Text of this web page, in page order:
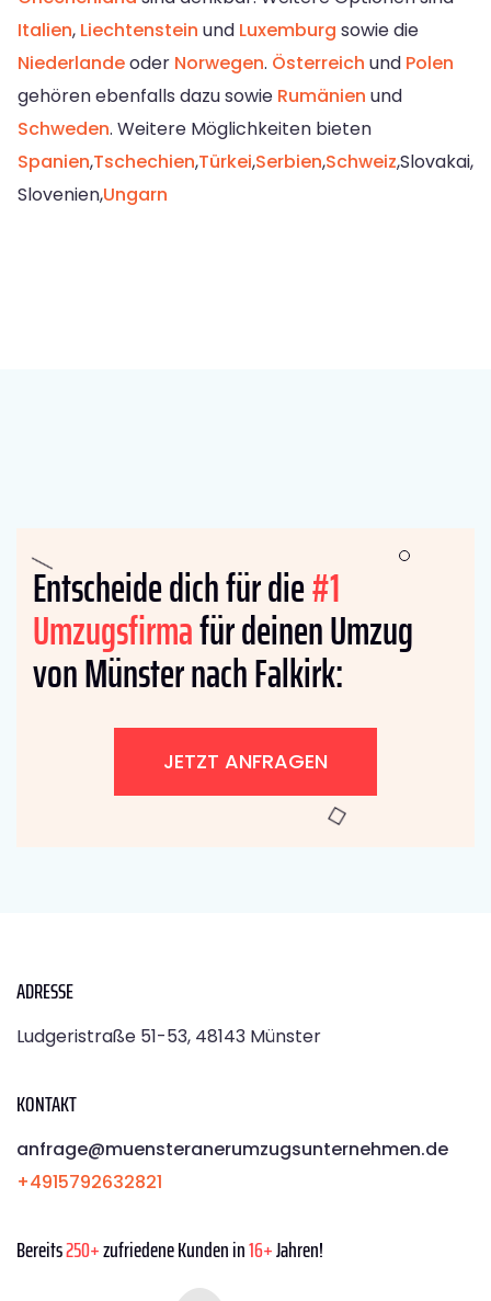
Italien, Liechtenstein und Luxemburg sowie die
Niederlandeoder Norwegen. Österreich und Polen
gehören ebenfalls dazu sowie Rumänien und
Schweden. Weitere Möglichkeiten bieten
Spanien,Tschechien,Türkei,Serbien,Schweiz,Slovakai,
Slovenien,Ungarn
Entscheide dich für die#1
Umzugsfirmafür deinen Umzug
von Münster nach Falkirk:
JETZT ANFRAGEN
ADRESSE
Ludgeristraße 51-53, 48143 Münster
KONTAKT
anfrage@muensteranerumzugsunternehmen.de
+4915792632821
Bereits250+zufriedene Kunden in16+Jahren!